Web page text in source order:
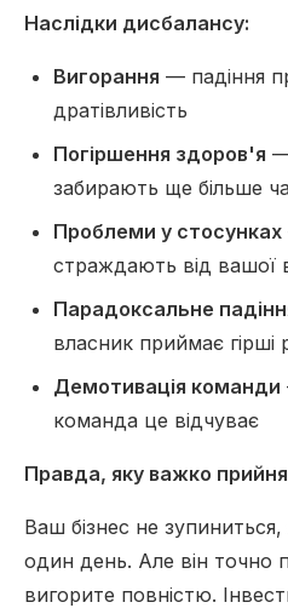
Наслідки дисбалансу:
Вигорання — падіння
дратівливість
Погіршення здоров'я —
забирають ще більше
Проблеми у стосунках
страждають від вашої
Парадоксальне
власник приймає гірші
Демотивація команди
команда це відчуває
Правда, яку важко
Ваш бізнес не
один день. Але він точно
вигорите повністю.